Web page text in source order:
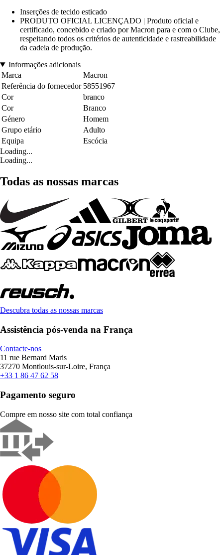
Inserções de tecido esticado
PRODUTO OFICIAL LICENÇADO | Produto oficial e
certificado, concebido e criado por Macron para e com o Clube,
respeitando todos os critérios de autenticidade e rastreabilidade
da cadeia de produção.
Informações adicionais
Marca
Macron
Referência do fornecedor 58551967
Cor
branco
Cor
Branco
Género
Homem
Grupo etário
Adulto
Equipa
Escócia
Loading...
Loading...
Todas as nossas marcas
Descubra todas as nossas marcas
Assistência pós-venda na França
Contacte-nos
11 rue Bernard Maris
37270 Montlouis-sur-Loire, França
+33 1 86 47 62 58
Pagamento seguro
Compre em nosso site com total confiança